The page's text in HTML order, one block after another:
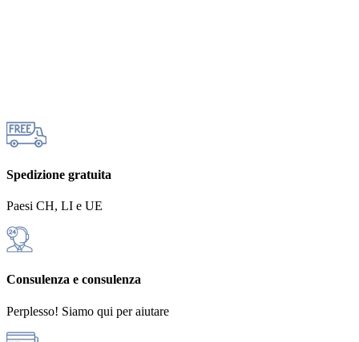
Spedizione gratuita
Paesi CH, LI e UE
Consulenza e consulenza
Perplesso! Siamo qui per aiutare